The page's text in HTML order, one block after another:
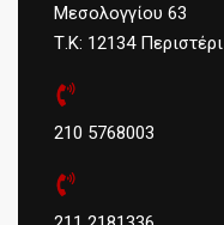
Μεσολογγίου 63
Τ.Κ: 12134 Περιστέρι
210 5768003